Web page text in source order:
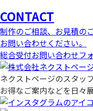
CONTACT
制作のご相談、お見積の
お問い合わせください。
総合受付お問い合わせフ
ネクストページのスタッ
お得なご案内などを日々